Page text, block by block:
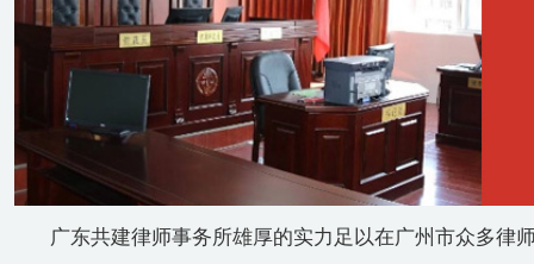
广东共建律师事务所雄厚的实力足以在广州市众多律